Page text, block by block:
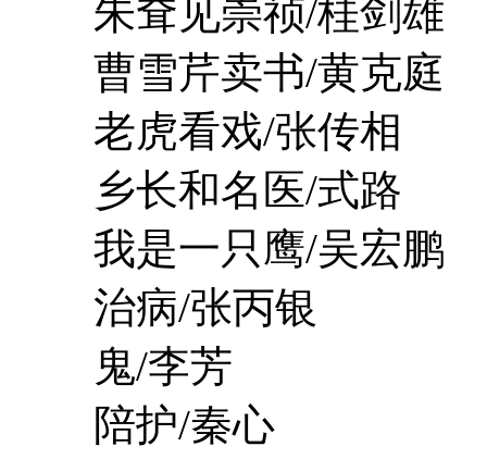
朱耷见崇祯/桂剑雄
曹雪芹卖书/黄克庭
老虎看戏/张传相
乡长和名医/式路
我是一只鹰/吴宏鹏
治病/张丙银
鬼/李芳
陪护/秦心